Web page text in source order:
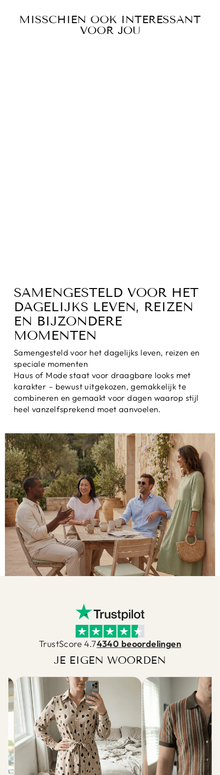
MISSCHIEN OOK INTERESSANT
VOOR JOU
SAMENGESTELD VOOR HET
DAGELIJKS LEVEN, REIZEN
EN BIJZONDERE
MOMENTEN
Samengesteld voor het dagelijks leven, reizen en
speciale momenten
Haus of Mode staat voor draagbare looks met
karakter – bewust uitgekozen, gemakkelijk te
combineren en gemaakt voor dagen waarop stijl
heel vanzelfsprekend moet aanvoelen.
TrustScore 4.74340 beoordelingen
JE EIGEN WOORDEN